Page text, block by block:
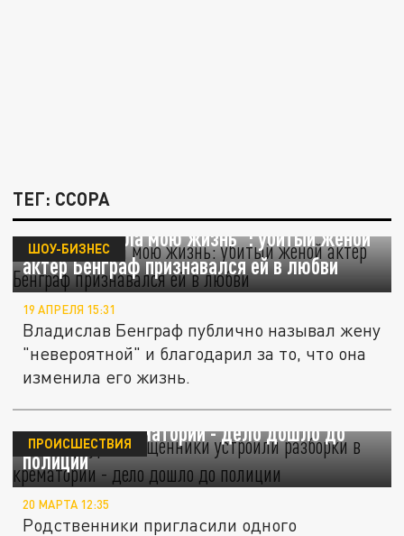
ТЕГ: ССОРА
"Она изменила мою жизнь": убитый женой
актер Бенграф признавался ей в любви
ШОУ-БИЗНЕС
19 АПРЕЛЯ 15:31
Владислав Бенграф публично называл жену
"невероятной" и благодарил за то, что она
изменила его жизнь.
В Петербурге священники устроили
разборки в крематории - дело дошло до
полиции
ПРОИСШЕСТВИЯ
20 МАРТА 12:35
Родственники пригласили одного